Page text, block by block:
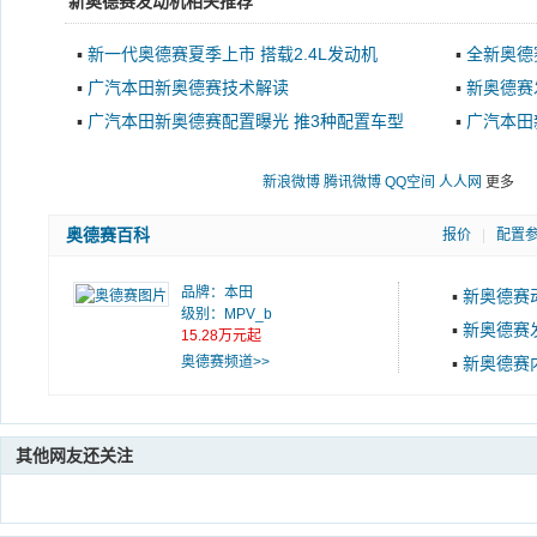
▪ 新一代奥德赛夏季上市 搭载2.4L发动机 ▪ 全新奥
▪ 广汽本田新奥德赛技术解读 ▪ 新奥德
▪ 广汽本田新奥德赛配置曝光 推3种配置车型 ▪ 广汽本
新浪微博 腾讯微博 QQ空间 人人网 更多
报价 配置
奥德赛百科
品牌： 本田
级别：MPV_b
15.28万元起
奥德赛频道>>
▪ 新奥德赛
▪ 新奥德赛
▪ 新奥德赛
其他网友还关注